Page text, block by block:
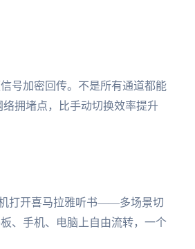
号加密回传。不是所有通道都能
络拥堵点，比手动切换效率提升
机打开喜马拉雅听书——多场景切
、手机、电脑上自由流转，一个